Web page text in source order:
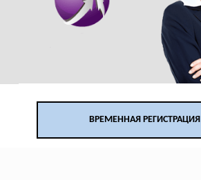
ВРЕМЕННАЯ РЕГИСТРАЦИЯ